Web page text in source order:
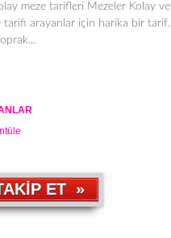
meze tarifleri Mezeler Kolay ve
tarifi arayanlar için harika bir tarif.
ET »